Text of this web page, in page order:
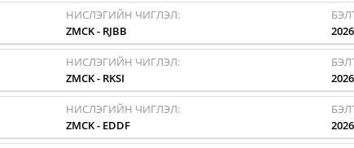
НИСЛЭГИЙН ЧИГЛЭЛ:
ZMCK- RJBB
НИСЛЭГИЙН ЧИГЛЭЛ:
ZMCK- RKSI
НИСЛЭГИЙН ЧИГЛЭЛ:
ZMCK- EDDF